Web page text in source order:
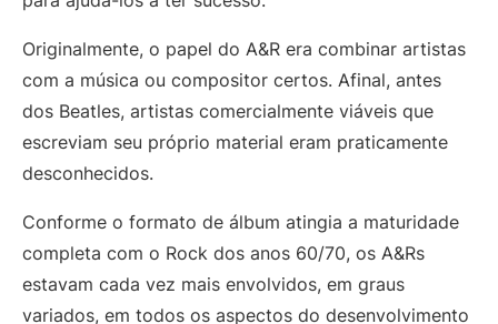
Originalmente, o papel do A&R era combinar artistas
com a música ou compositor certos. Afinal, antes
dos Beatles, artistas comercialmente viáveis ​​que
escreviam seu próprio material eram praticamente
desconhecidos.
Conforme o formato de álbum atingia a maturidade
completa com o Rock dos anos 60/70, os A&Rs
estavam cada vez mais envolvidos, em graus
variados, em todos os aspectos do desenvolvimento